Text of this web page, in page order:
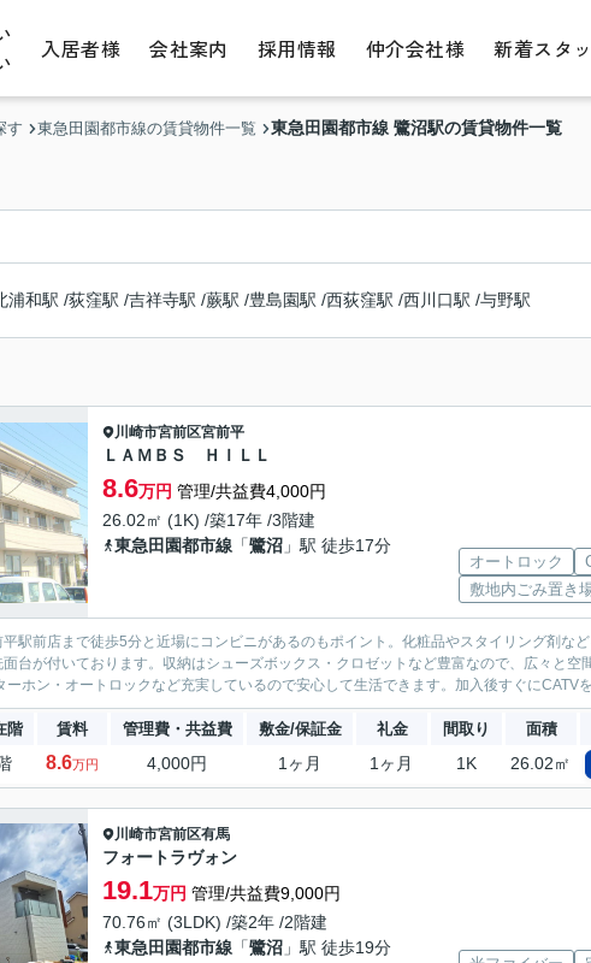
入居者様 会社案内 採用情報 仲介会社様 新着スタ
す 東急田園都市線の賃貸物件一覧 東急田園都市線 鷺沼駅の賃貸物件一覧
浦和駅 /荻窪駅 /吉祥寺駅 /蕨駅 /豊島園駅 /西荻窪駅 /西川口駅 /与野駅
川崎市宮前区宮前平
ＬＡＭＢＳ ＨＩＬＬ
8.6万円 管理/共益費4,000円
26.02㎡ (1K) /築17年 /3階建
東急田園都市線 「鷺沼 」駅 徒歩17分
オートロック
敷地内ごみ置き
駅前店まで徒歩5分と近場にコンビニがあるのもポイント。化粧品やスタイリング剤な
台が付いております。収納はシューズボックス・クロゼットなど豊富なので、広々と空
ーホン・オートロックなど充実しているので安心して生活できます。加入後すぐにCATV
階 賃料 管理費・共益費 敷金/保証金 礼金 間取り 面積
8.6万円 4,000円 1ヶ月 1ヶ月 1K 26.02㎡
川崎市宮前区有馬
フォートラヴォン
19.1万円 管理/共益費9,000円
70.76㎡ (3LDK) /築2年 /2階建
東急田園都市線 「鷺沼 」駅 徒歩19分